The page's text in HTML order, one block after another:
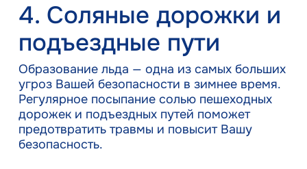
4. Соляные дорожки и
подъездные пути
Образование льда — одна из самых больших
угроз Вашей безопасности в зимнее время.
Регулярное посыпание солью пешеходных
дорожек и подъездных путей поможет
предотвратить травмы и повысит Вашу
безопасность.